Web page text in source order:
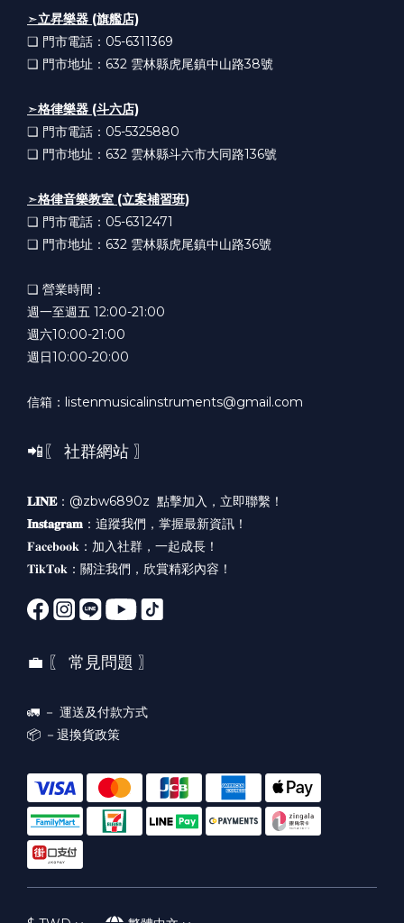
➣立昇樂器 (旗艦店)
❏ 門市電話：05-6311369
❏ 門市地址：632 雲林縣虎尾鎮中山路38號
➣格律樂器 (斗六店)
❏ 門市電話：05-5325880
❏ 門市地址：632 雲林縣斗六市大同路136號
➣格律音樂教室 (立案補習班)
❏ 門市電話：05-6312471
❏ 門市地址：632 雲林縣虎尾鎮中山路36號
❏ 營業時間：
週一至週五 12:00-21:00
週六10:00-21:00
週日10:00-20:00
信箱：listenmusicalinstruments@gmail.com
📲〖 社群網站 〗
𝐋𝐈𝐍𝐄：@zbw6890z 點擊加入，立即聯繫！
𝐈𝐧𝐬𝐭𝐚𝐠𝐫𝐚𝐦 ： 追蹤我們，掌握最新資訊！
𝐅𝐚𝐜𝐞𝐛𝐨𝐨𝐤： 加入社群，一起成長！
𝐓𝐢𝐤𝐓𝐨𝐤： 關注我們，欣賞精彩內容！
💼 〖 常見問題 〗
🚛 － 運送及付款方式
📦 － 退換貨政策